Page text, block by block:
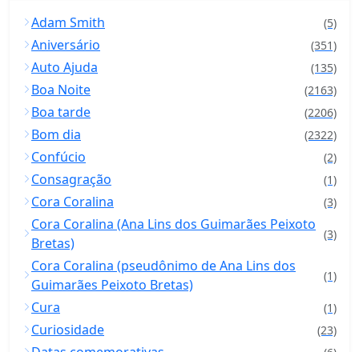
Adam Smith (5)
Aniversário (351)
Auto Ajuda (135)
Boa Noite (2163)
Boa tarde (2206)
Bom dia (2322)
Confúcio (2)
Consagração (1)
Cora Coralina (3)
Cora Coralina (Ana Lins dos Guimarães Peixoto
Bretas)
(3)
Cora Coralina (pseudônimo de Ana Lins dos
Guimarães Peixoto Bretas)
(1)
Cura (1)
Curiosidade (23)